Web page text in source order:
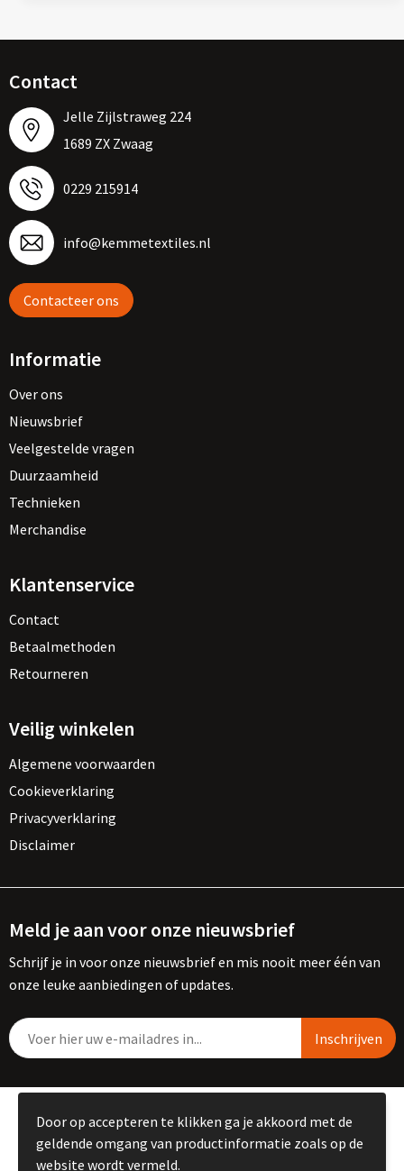
Contact
Jelle Zijlstraweg 224
1689 ZX Zwaag
0229 215914
info@kemmetextiles.nl
Contacteer ons
Informatie
Over ons
Nieuwsbrief
Veelgestelde vragen
Duurzaamheid
Technieken
Merchandise
Klantenservice
Contact
Betaalmethoden
Retourneren
Veilig winkelen
Algemene voorwaarden
Cookieverklaring
Privacyverklaring
Disclaimer
Meld je aan voor onze nieuwsbrief
Schrijf je in voor onze nieuwsbrief en mis nooit meer één van
onze leuke aanbiedingen of updates.
© Copyright Kemme B.V. 2023
Door op accepteren te klikken ga je akkoord met de
geldende omgang van productinformatie zoals op de
website wordt vermeld.